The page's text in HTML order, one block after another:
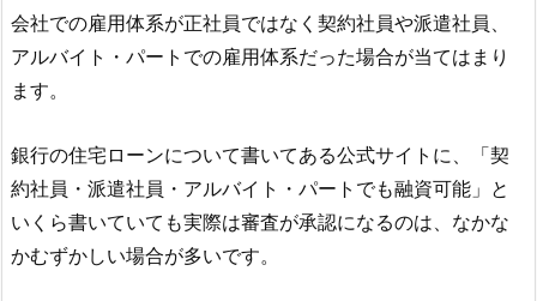
会社での雇用体系が正社員ではなく契約社員や派遣社員、
アルバイト・パートでの雇用体系だった場合が当てはまり
ます。
銀行の住宅ローンについて書いてある公式サイトに、「契
約社員・派遣社員・アルバイト・パートでも融資可能」と
いくら書いていても実際は審査が承認になるのは、なかな
かむずかしい場合が多いです。